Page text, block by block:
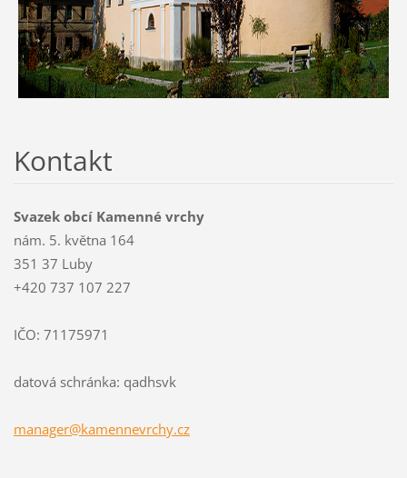
Kontakt
Svazek obcí Kamenné vrchy
nám. 5. května 164
351 37 Luby
+420 737 107 227
IČO: 71175971
datová schránka: qadhsvk
manager@kamennevrchy.cz